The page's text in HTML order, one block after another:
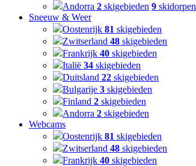
Andorra 2 skigebieden 9 skidorpen
Sneeuw & Weer
Oostenrijk 81 skigebieden
Zwitserland 48 skigebieden
Frankrijk 40 skigebieden
Italië 34 skigebieden
Duitsland 22 skigebieden
Bulgarije 3 skigebieden
Finland 2 skigebieden
Andorra 2 skigebieden
Webcams
Oostenrijk 81 skigebieden
Zwitserland 48 skigebieden
Frankrijk 40 skigebieden